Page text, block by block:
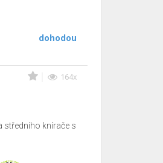
dohodou
164x
středního knírače s